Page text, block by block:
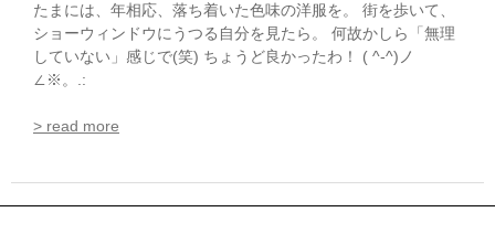
たまには、年相応、落ち着いた色味の洋服を。 街を歩いて、
ショーウィンドウにうつる自分を見たら。 何故かしら「無理
していない」感じで(笑) ちょうど良かったわ！ ( ^-^)ノ
∠※。.:
> read more